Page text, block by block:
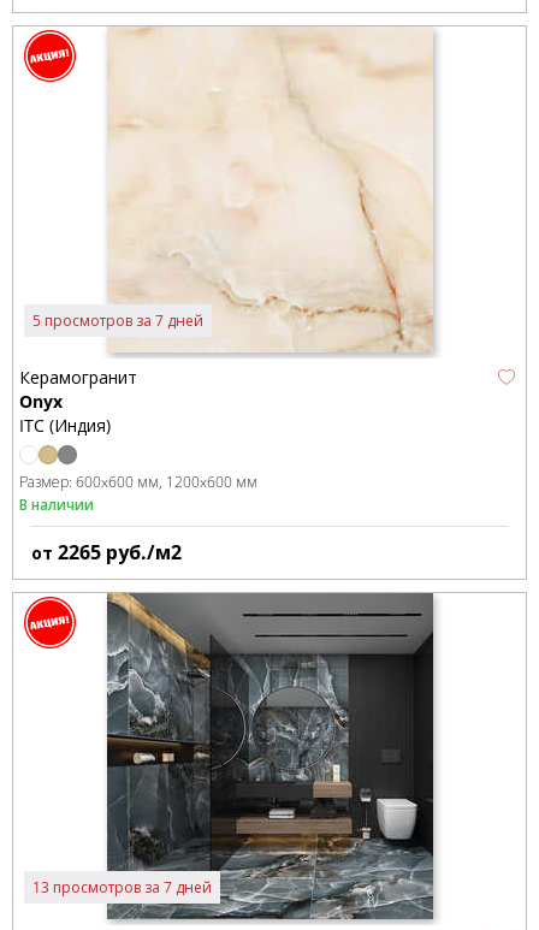
5 просмотров за 7 дней
Керамогранит
Onyx
ITC (Индия)
Размер: 600x600 мм 1200x600 мм
В наличии
от 2265 руб./м2
13 просмотров за 7 дней